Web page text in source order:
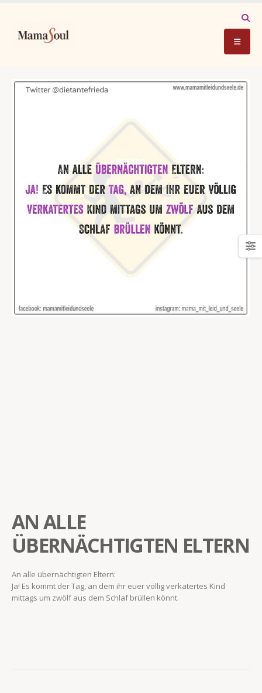
AN ALLE
ÜBERNÄCHTIGTEN ELTERN
An alle übernächtigten Eltern:
Ja! Es kommt der Tag, an dem ihr euer völlig verkatertes Kind
mittags um zwölf aus dem Schlaf brüllen könnt.